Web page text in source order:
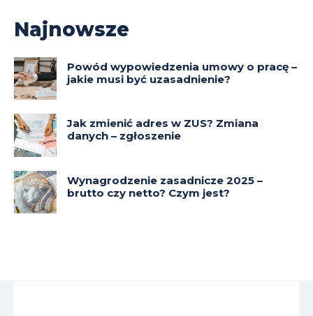
Najnowsze
Powód wypowiedzenia umowy o pracę –
jakie musi być uzasadnienie?
Jak zmienić adres w ZUS? Zmiana
danych – zgłoszenie
Wynagrodzenie zasadnicze 2025 –
brutto czy netto? Czym jest?